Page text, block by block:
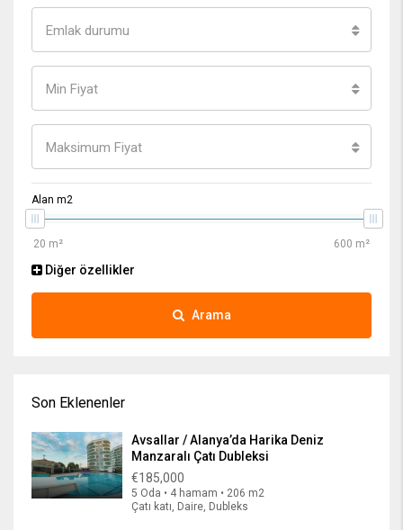
Emlak durumu
Min Fiyat
Maksimum Fiyat
Alan m2
Diğer özellikler
Arama
Son Eklenenler
Avsallar / Alanya’da Harika Deniz
Manzaralı Çatı Dubleksi
€185,000
5 Oda • 4 hamam • 206 m2
Çatı katı, Daire, Dubleks